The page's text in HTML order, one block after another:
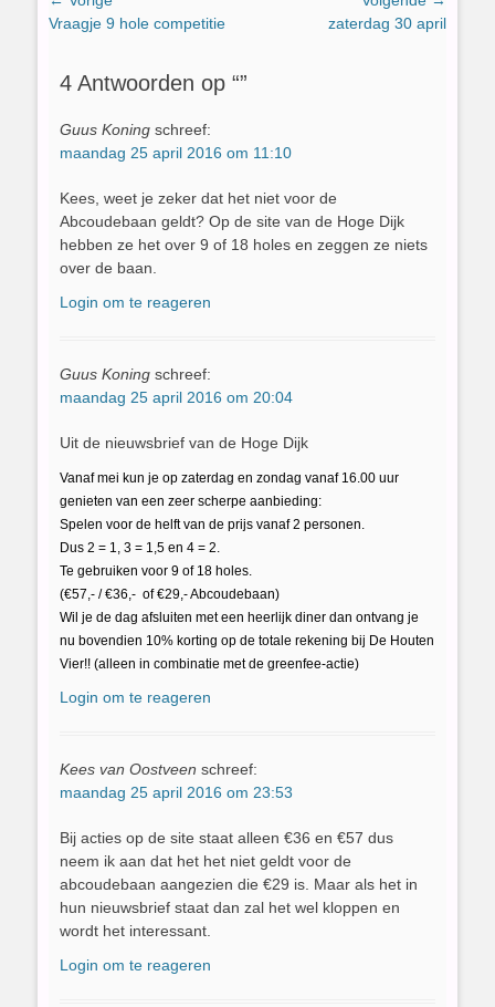
navigatie
Vorig
Vraagje 9 hole competitie zaterdag 30 april
4 Antwoorden op “”
Guus Koning schreef:
maandag 25 april 2016 om 11:10
Kees, weet je zeker dat het niet voor de
Abcoudebaan geldt? Op de site van de Hoge Dijk
hebben ze het over 9 of 18 holes en zeggen ze niets
over de baan.
Login om te reageren
Guus Koning schreef:
maandag 25 april 2016 om 20:04
Uit de nieuwsbrief van de Hoge Dijk
Vanaf mei kun je op zaterdag en zondag vanaf 16.00 uur
genieten van een zeer scherpe aanbieding:
Spelen voor de helft van de prijs vanaf 2 personen.
Dus 2 = 1, 3 = 1,5 en 4 = 2.
Te gebruiken voor 9 of 18 holes.
(€57,- / €36,- of €29,- Abcoudebaan)
Wil je de dag afsluiten met een heerlijk diner dan ontvang je
nu bovendien 10% korting op de totale rekening bij De Houten
Vier!! (alleen in combinatie met de greenfee-actie)
Login om te reageren
Kees van Oostveen schreef:
maandag 25 april 2016 om 23:53
Bij acties op de site staat alleen €36 en €57 dus
neem ik aan dat het het niet geldt voor de
abcoudebaan aangezien die €29 is. Maar als het in
hun nieuwsbrief staat dan zal het wel kloppen en
wordt het interessant.
Login om te reageren